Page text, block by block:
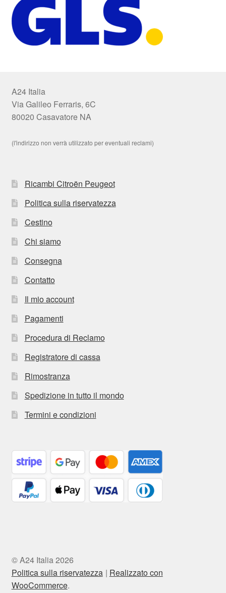
A24 Italia
Via Galileo Ferraris, 6C
80020 Casavatore NA
(l'indirizzo non verrà utilizzato per eventuali reclami)
Ricambi Citroën Peugeot
Politica sulla riservatezza
Cestino
Chi siamo
Consegna
Contatto
Il mio account
Pagamenti
Procedura di Reclamo
Registratore di cassa
Rimostranza
Spedizione in tutto il mondo
Termini e condizioni
© A24 Italia 2026
Politica sulla riservatezza
Realizzato con
WooCommerce.